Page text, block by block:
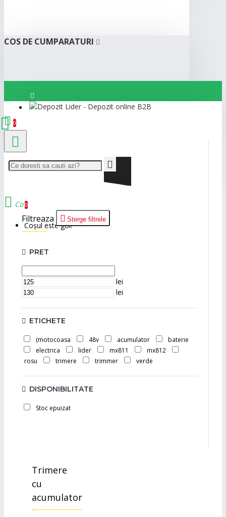
COS DE CUMPARATURI
Autentificare
0
Cos0
Coșul este gol!
Filtreaza Sterge filtrele
PRET
lei
lei
ETICHETE
(motocoasa 48v acumulator
baterie
electrica
lider mx811
mx812
rosu
trimere trimmer verde
DISPONIBILITATE
Stoc epuizat
Trimere
cu
acumulator